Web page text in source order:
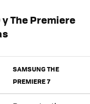
The Premiere
SAMSUNG THE
PREMIERE 7